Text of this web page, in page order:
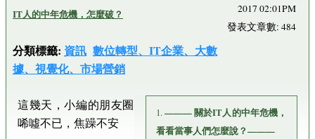
IT人的中年危機，怎麼破？
分類標籤: 資訊 數位轉型、IT企業、大數
據、視覺化、市場營銷
2017 02:01PM
發表文章數: 484
1.——— 關於IT人的中年危機，
看看當事人們怎麼說？———
這幾天，小編的朋友圈
唏噓不已，焦躁不安